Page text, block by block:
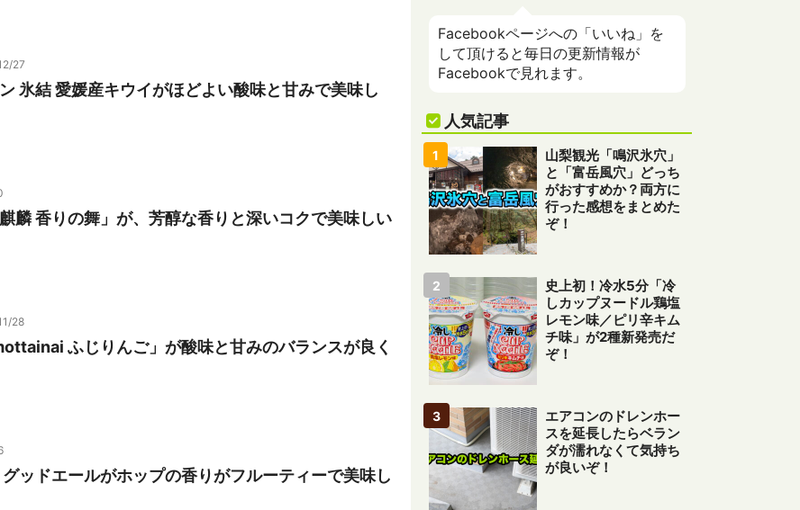
27
氷結 愛媛産キウイがほどよい酸味と甘みで美味し
麟 香りの舞」が、芳醇な香りと深いコクで美味しい
28
ふじりんご」が酸味と甘みのバランスが良く
ッドエールがホップの香りがフルーティーで美味し
Facebookページへの「いいね」を
して頂けると毎日の更新情報が
Facebookで見れます。
人気記事
山梨観光「鳴沢氷穴」
と「富岳風穴」どっち
がおすすめか？両方に
行った感想をまとめた
ぞ！
史上初！冷水5分「冷
しカップヌードル鶏塩
レモン味／ピリ辛キム
チ味」が2種新発売だ
ぞ！
エアコンのドレンホー
スを延長したらベラン
ダが濡れなくて気持ち
が良いぞ！